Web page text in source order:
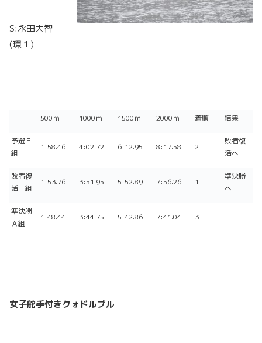
S:永田大智
(環１)
500ｍ 1000ｍ 1500ｍ 2000ｍ 着順 結果
予選Ｅ
組
1:58.46 4:02.72 6:12.95 8:17.58 2
敗者復
活へ
敗者復
活Ｆ組
1:53.76 3:51.95 5:52.89 7:56.26 1
準決勝
へ
準決勝
Ａ組
1:48.44 3:44.75 5:42.86 7:41.04 3
女子舵手付きクォドルプル